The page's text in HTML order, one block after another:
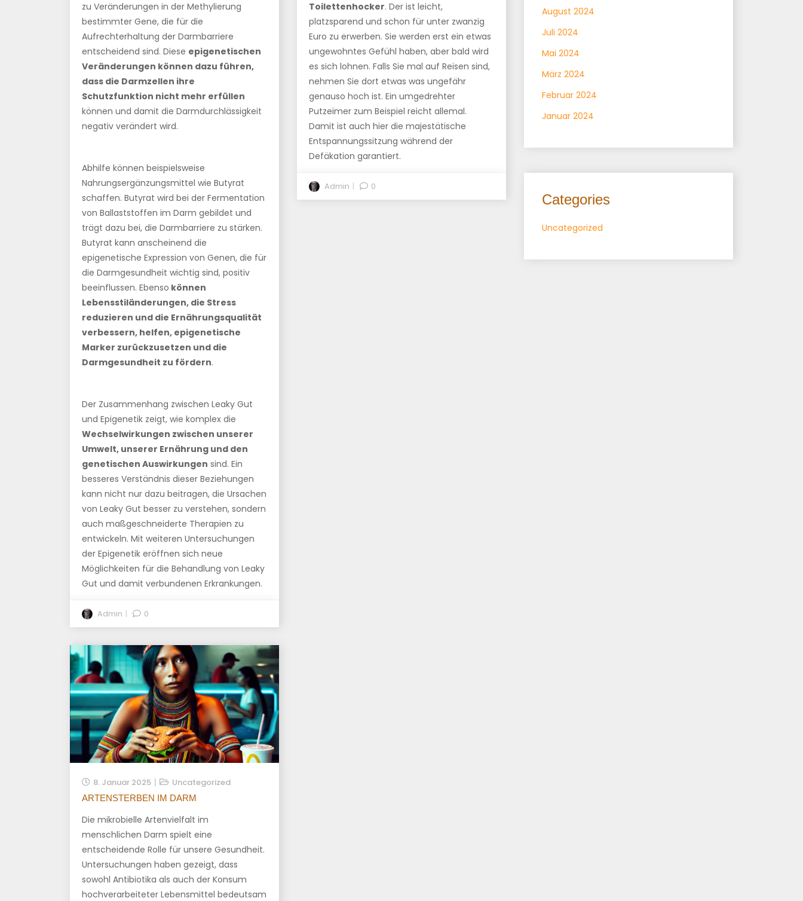
zu Veränderungen in der Methylierung
bestimmter Gene, die für die
Aufrechterhaltung der Darmbarriere
entscheidend sind. Diese epigenetischen
Veränderungen können dazu führen,
dass die Darmzellen ihre
Schutzfunktion nicht mehr erfüllen
können und damit die Darmdurchlässigkeit
negativ verändert wird.
Abhilfe können beispielsweise
Nahrungsergänzungsmittel wie Butyrat
schaffen. Butyrat wird bei der Fermentation
von Ballaststoffen im Darm gebildet und
trägt dazu bei, die Darmbarriere zu stärken.
Butyrat kann anscheinend die
epigenetische Expression von Genen, die für
die Darmgesundheit wichtig sind, positiv
beeinflussen. Ebenso können
Lebensstiländerungen, die Stress
reduzieren und die Ernährungsqualität
verbessern, helfen, epigenetische
Marker zurückzusetzen und die
Darmgesundheit zu fördern.
Der Zusammenhang zwischen Leaky Gut
und Epigenetik zeigt, wie komplex die
Wechselwirkungen zwischen unserer
Umwelt, unserer Ernährung und den
genetischen Auswirkungen sind. Ein
besseres Verständnis dieser Beziehungen
kann nicht nur dazu beitragen, die Ursachen
von Leaky Gut besser zu verstehen, sondern
auch maßgeschneiderte Therapien zu
entwickeln. Mit weiteren Untersuchungen
der Epigenetik eröffnen sich neue
Möglichkeiten für die Behandlung von Leaky
Gut und damit verbundenen Erkrankungen.
Admin 0
Toilettenhocker. Der ist leicht,
platzsparend und schon für unter zwanzig
Euro zu erwerben. Sie werden erst ein etwas
ungewohntes Gefühl haben, aber bald wird
es sich lohnen. Falls Sie mal auf Reisen sind,
nehmen Sie dort etwas was ungefähr
genauso hoch ist. Ein umgedrehter
Putzeimer zum Beispiel reicht allemal.
Damit ist auch hier die majestätische
Entspannungssitzung während der
Defäkation garantiert.
Admin 0
8. Januar 2025 Uncategorized
ARTENSTERBEN IM DARM
Die mikrobielle Artenvielfalt im
menschlichen Darm spielt eine
entscheidende Rolle für unsere Gesundheit.
Untersuchungen haben gezeigt, dass
sowohl Antibiotika als auch der Konsum
hochverarbeiteter Lebensmittel bedeutsam
August 2024
Juli 2024
Mai 2024
März 2024
Februar 2024
Januar 2024
Categories
Uncategorized